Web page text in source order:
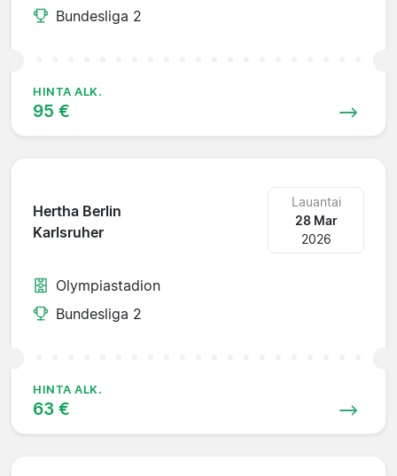
Bundesliga 2
HINTA ALK.
95 €
Hertha Berlin
Karlsruher
Lauantai
28 Mar
2026
Olympiastadion
Bundesliga 2
HINTA ALK.
63 €